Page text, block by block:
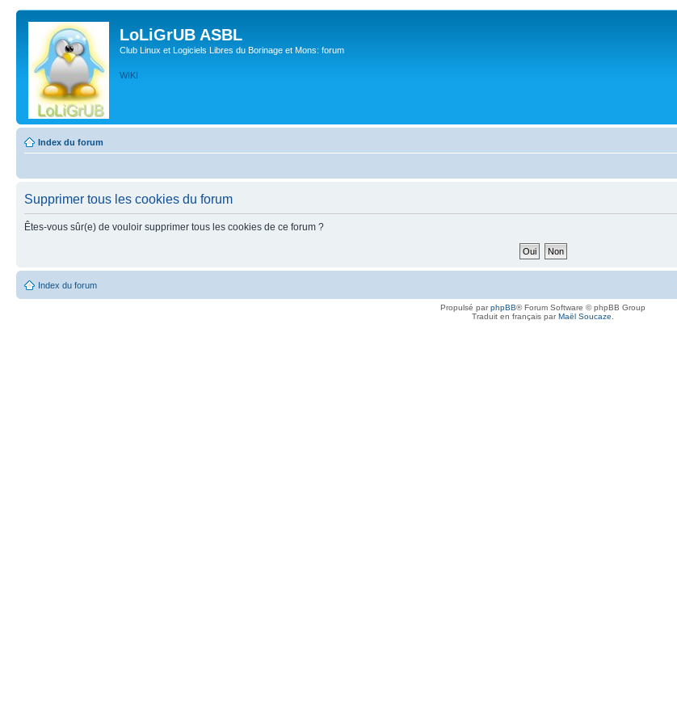
LoLiGrUB ASBL
Club Linux et Logiciels Libres du Borinage et Mons: forum
WIKI
Index du forum
Supprimer tous les cookies du forum
Êtes-vous sûr(e) de vouloir supprimer tous les cookies de ce forum ?
Index du forum
Propulsé parphpBB® Forum Software © phpBB Group
Traduit en français parMaël Soucaze